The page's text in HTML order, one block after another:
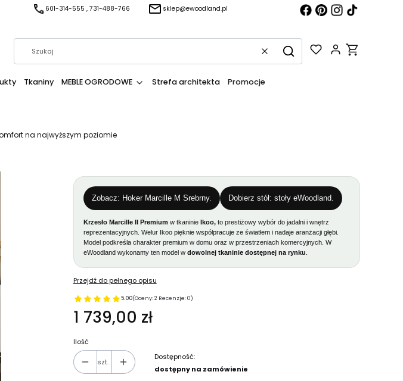
601-314-555 , 731-488-766 sklep@ewoodland.pl
WyczyśćSzukaj
Produkty w
Tkaniny MEBLE OGRODOWE Strefa architekta Promocje
na najwyższym poziomie
Zobacz: Hoker Marcille M Srebrny. Dobierz stół: stoły eWoodland.
Krzesło Marcille II Premium w tkaninie Ikoo,to prestiżowy wybór do jadalni i wnętrz
reprezentacyjnych. Welur Ikoo pięknie współpracuje ze światłem i nadaje aranżacji głębi.
Model podkreśla charakter premium w domu oraz w przestrzeniach komercyjnych. W
eWoodland wykonamy ten model w dowolnej tkaninie dostępnej na rynku
Przejdź do pełnego opisu
5.00(Oceny: 2 Recenzje: 0)
1 739,00 zł
Ilość
szt.
Dostępność:
dostępny na zamówienie